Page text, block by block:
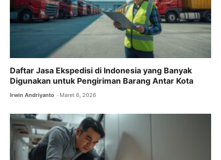
Daftar Jasa Ekspedisi di Indonesia yang Banyak
Digunakan untuk Pengiriman Barang Antar Kota
Irwin Andriyanto Maret 6, 2026